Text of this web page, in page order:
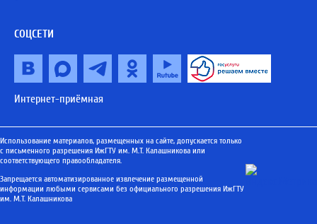
СОЦСЕТИ
Интернет-приёмная
Использование материалов, размещенных на сайте, допускается только
с письменного разрешения ИжГТУ им. М.Т. Калашникова или
соответствующего правообладателя.
Запрещается автоматизированное извлечение размещенной
информации любыми сервисами без официального разрешения ИжГТУ
им. М.Т. Калашникова